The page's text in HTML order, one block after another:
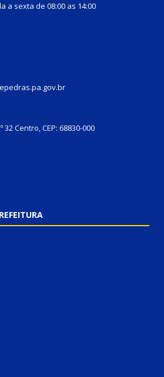
a sexta de 08:00 as 14:00
Centro, CEP: 68830-000